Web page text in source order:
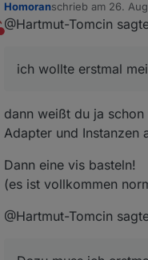
Dazu muss
Danach dann
oder
Aber wie
Nicht stören
Homoranschrieb am 26.
zuletzt editiert von
@Hartmut-Tomcin
ich wollte erstmal
dann weißt du ja
Adapter und Instanzen
Dann eine vis basteln!
(es ist vollkommen
@Hartmut-Tomcin